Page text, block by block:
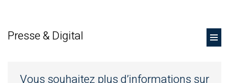
Presse & Digital
Vous souhaitez plus d’informations sur